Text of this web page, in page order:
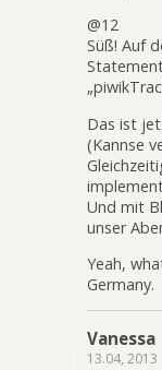
@12
Süß! Auf
Das ist
(Kannse
Und mit
unser
Yeah,
Germany.
Vanessa
13.04, 2013